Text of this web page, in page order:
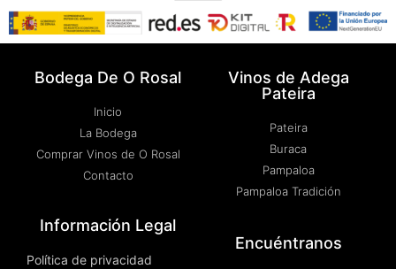
Bodega De O Rosal
Inicio
La Bodega
Comprar Vinos de O Rosal
Contacto
Vinos de Adega
Pateira
Pateira
Buraca
Pampaloa
Pampaloa Tradición
Información Legal
Política de privacidad
Encuéntranos